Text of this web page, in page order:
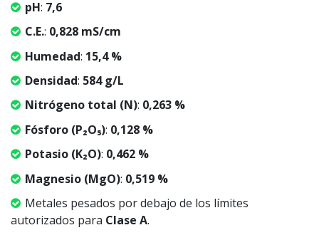
pH: 7,6
C.E.: 0,828 mS/cm
Humedad: 15,4 %
Densidad: 584 g/L
Nitrógeno total (N): 0,263 %
Fósforo (P₂O₅): 0,128 %
Potasio (K₂O): 0,462 %
Magnesio (MgO): 0,519 %
Metales pesados por debajo de los límites
autorizados para Clase A.